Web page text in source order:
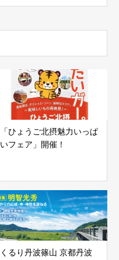
「ひょうご北摂魅力いっぱ
いフェア」開催！
くるり丹波篠山 京都丹波